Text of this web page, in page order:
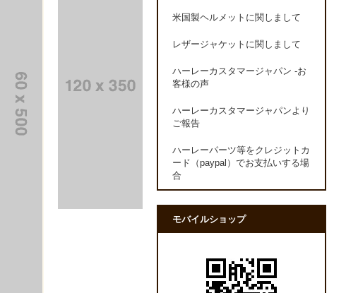
米国製ヘルメットに関しまして
レザージャケットに関しまして
ハーレーカスタマージャパン -お
客様の声
ハーレーカスタマージャパンより
ご報告
ハーレーパーツ等をクレジットカ
ード（paypal）でお支払いする場
合
モバイルショップ